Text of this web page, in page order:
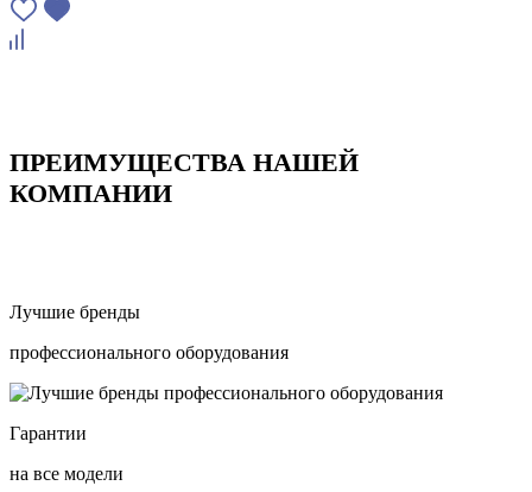
ПРЕИМУЩЕСТВА НАШЕЙ
КОМПАНИИ
Лучшие бренды
профессионального оборудования
Гарантии
на все модели